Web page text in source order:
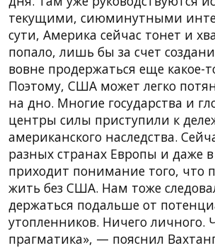
текущими, сиюминутными
сути, Америка сейчас тонет и
попало, лишь бы за счет
вовне продержаться еще какое-
Поэтому, США может легко
на дно. Многие государства и
центры силы приступили к
американского наследства.
разных странах Европы и даже
приходит понимание того, что
жить без США. Нам тоже
держаться подальше от
утопленников. Ничего личного.
прагматика», — пояснил